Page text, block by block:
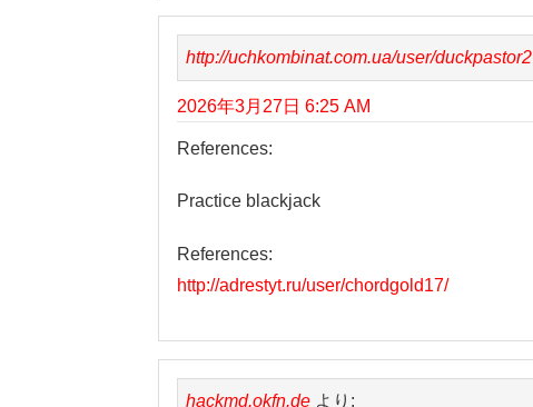
http://uchkombinat.com.ua/user/duckpastor2
2026年3月27日 6:25 AM
References:
Practice blackjack
References:
http://adrestyt.ru/user/chordgold17/
hackmd.okfn.de より: